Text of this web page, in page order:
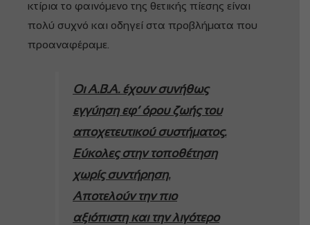
κτίρια το φαινόμενο της θετικής πίεσης είναι
πολύ συχνό και οδηγεί στα προβλήματα που
προαναφέραμε.
Οι Α.Β.Α. έχουν συνήθως
εγγύηση εφ’ όρου ζωής του
αποχετευτικού συστήματος.
Εύκολες στην τοποθέτηση
χωρίς συντήρηση.
Αποτελούν την πιο
αξιόπιστη και την λιγότερο